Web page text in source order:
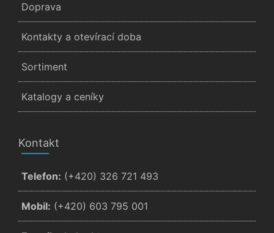
Doprava
Kontakty a otevírací doba
Sortiment
Katalogy a ceníky
Kontakt
Telefon: (+420) 326 721 493
Mobil: (+420) 603 795 001